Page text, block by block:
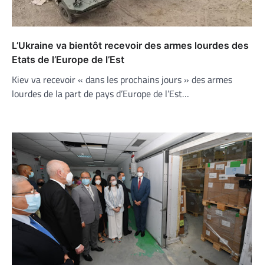
L’Ukraine va bientôt recevoir des armes lourdes des
Etats de l’Europe de l’Est
Kiev va recevoir « dans les prochains jours » des armes
lourdes de la part de pays d’Europe de l’Est…